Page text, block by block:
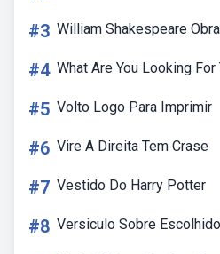
#3 William Shakespeare
#4 What Are You Looking For
#5 Volto Logo Para Imprimir
#6 Vire A Direita Tem Crase
#7 Vestido Do Harry Potter
#8 Versiculo Sobre